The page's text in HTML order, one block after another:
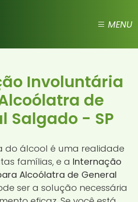
MENU
Involuntária
de
Salgado - SP
do álcool é uma realidade
famílias, e a Internação
Alcoólatra de General
ser a solução necessária